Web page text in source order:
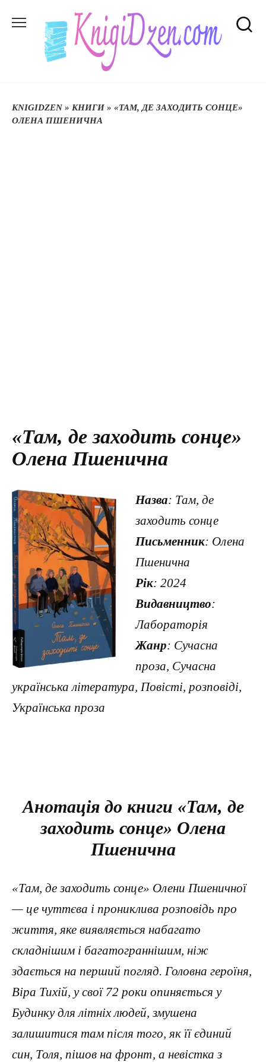
до
KNIGIDZEN» КНИГИ » «ТАМ, ДЕ ЗАХОДИТЬ СОНЦЕ»
ОЛЕНА ПШЕНИЧНА
«Там, де заходить сонце»
Олена Пшенична
Назва: Там, де
заходить сонце
Письменник: Олена
Пшенична
Рік: 2024
Видавництво:
Лабораторія
Жанр: Сучасна
проза, Сучасна
українська література, Повісті, розповіді,
Українська проза
Анотація до книги «Там, де
заходить сонце» Олена
Пшенична
«Там, де заходить сонце» Олени Пшеничної
— це чуттєва і прониклива розповідь про
життя, яке виявляється набагато
складнішим і багатограннішим, ніж
здається на перший погляд. Головна героїня,
Віра Тихій, у свої 72 роки опиняється у
Будинку для літніх людей, змушена
залишитися там після того, як її єдиний
син, Толя, пішов на фронт, а невістка з